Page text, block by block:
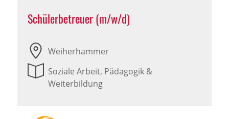
Schülerbetreuer (m/w/d)
Weiherhammer
Soziale Arbeit, Pädagogik &
Weiterbildung